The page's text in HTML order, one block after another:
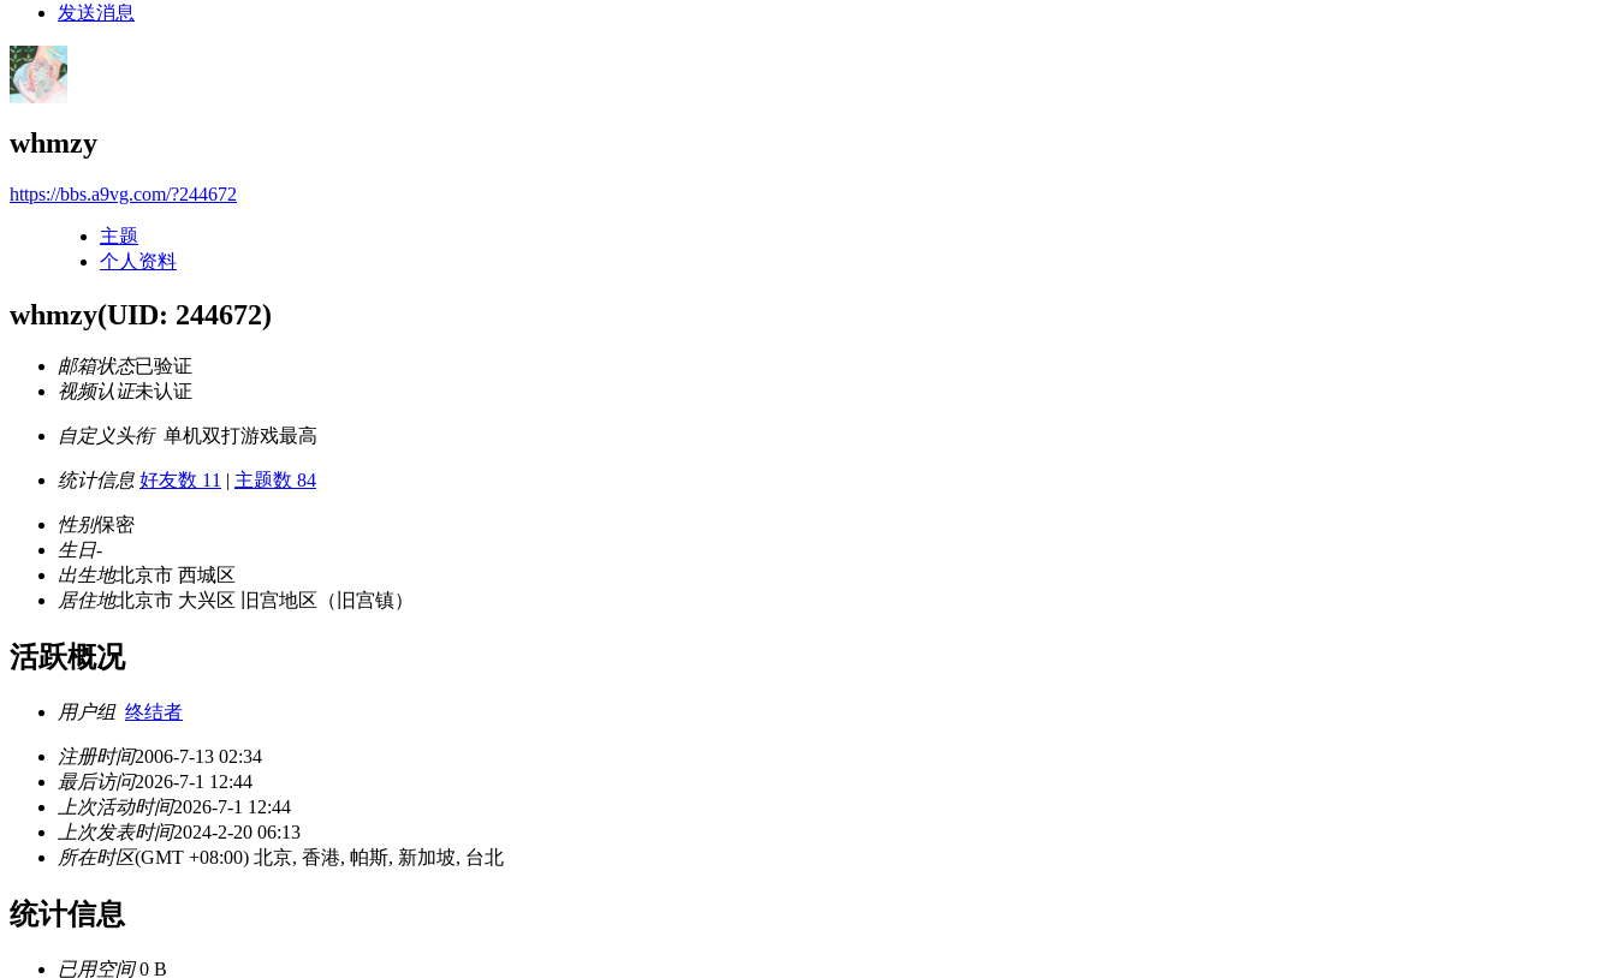
发送消息
whmzy
https://bbs.a9vg.com/?244672
主题
个人资料
whmzy(UID: 244672)
邮箱状态已验证
视频认证未认证
自定义头衔 单机双打游戏最高
统计信息 好友数 11 | 主题数 84
性别保密
生日-
出生地北京市 西城区
居住地北京市 大兴区 旧宫地区（旧宫镇）
活跃概况
用户组 终结者
注册时间2006-7-13 02:34
最后访问2026-7-1 12:44
上次活动时间2026-7-1 12:44
上次发表时间2024-2-20 06:13
所在时区(GMT +08:00) 北京, 香港, 帕斯, 新加坡, 台北
统计信息
已用空间0 B